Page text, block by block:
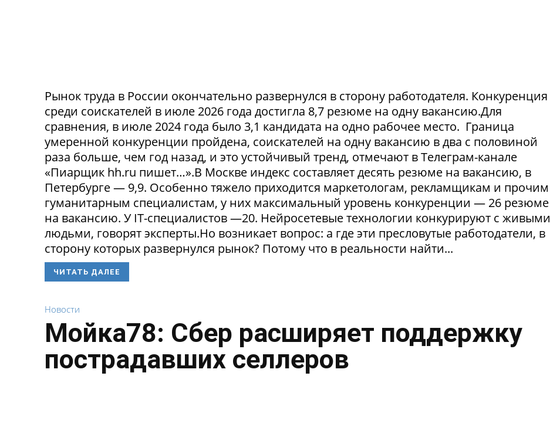
Рынок труда в России окончательно развернулся в сторону работодателя. Конкуренция
среди соискателей в июле 2026 года достигла 8,7 резюме на одну вакансию.Для
сравнения, в июле 2024 года было 3,1 кандидата на одно рабочее место. Граница
умеренной конкуренции пройдена, соискателей на одну вакансию в два с половиной
раза больше, чем год назад, и это устойчивый тренд, отмечают в Телеграм-канале
«Пиарщик hh.ru пишет…».В Москве индекс составляет десять резюме на вакансию, в
Петербурге — 9,9. Особенно тяжело приходится маркетологам, рекламщикам и прочим
гуманитарным специалистам, у них максимальный уровень конкуренции — 26 резюме
на вакансию. У IT-специалистов —20. Нейросетевые технологии конкурируют с живыми
людьми, говорят эксперты.Но возникает вопрос: а где эти пресловутые работодатели, в
сторону которых развернулся рынок? Потому что в реальности найти...
ЧИТАТЬ ДАЛЕЕ
Новости
Мойка78: Сбер расширяет поддержку
пострадавших селлеров